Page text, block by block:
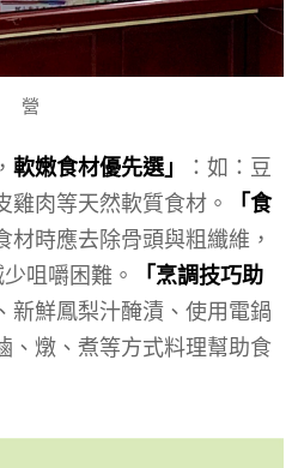
營
軟嫩食材優先選」
：如：豆
雞肉等天然軟質食材。
「食
材時應去除骨頭與粗纖維，
咀嚼困難。
「烹調技巧助
新鮮鳳梨汁醃漬、使用電鍋
、燉、煮等方式料理幫助食